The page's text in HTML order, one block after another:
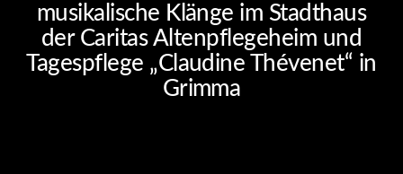
musikalische Klänge im Stadthaus
der Caritas Altenpflegeheim und
Tagespflege „Claudine Thévenet“ in
Grimma